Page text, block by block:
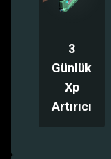
3
Günlük
Xp
Artırıcı